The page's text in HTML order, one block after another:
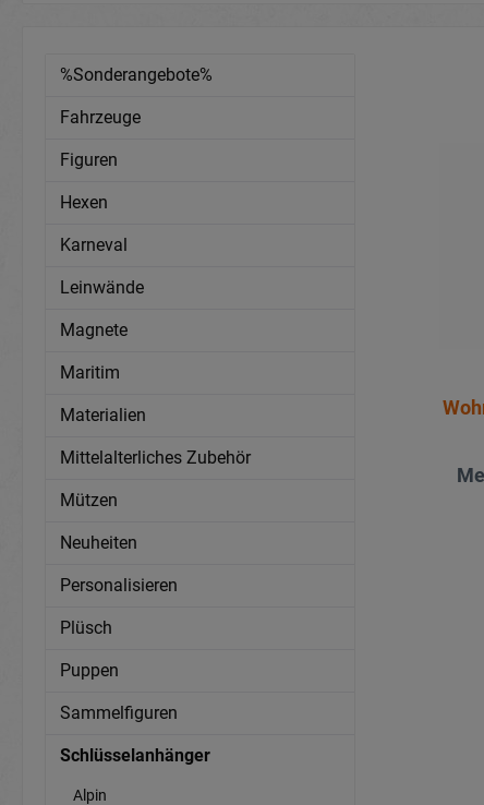
%Sonderangebote%
Fahrzeuge
Figuren
Hexen
Karneval
Leinwände
Magnete
Maritim
Materialien
Mittelalterliches Zubehör
Mützen
Neuheiten
Personalisieren
Plüsch
Puppen
Sammelfiguren
Schlüsselanhänger
Alpin